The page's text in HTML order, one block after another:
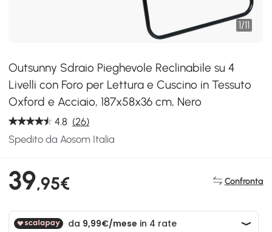
1/11
Outsunny Sdraio Pieghevole Reclinabile su 4
Livelli con Foro per Lettura e Cuscino in Tessuto
Oxford e Acciaio, 187x58x36 cm, Nero
4.8 (26)
Spedito da Aosom Italia
39,95€ Confronta